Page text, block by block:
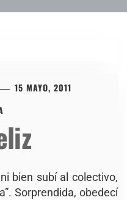
15 MAYO, 2011
bien subí al colectivo,
Sorprendida, obedecí